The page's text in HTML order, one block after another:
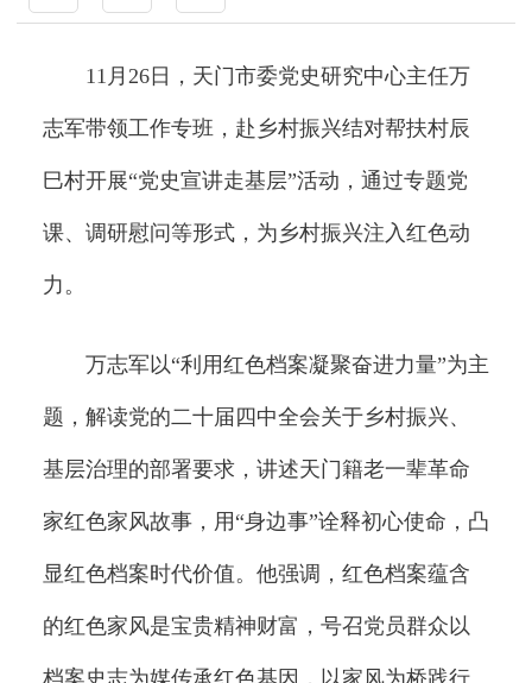
11月26日，天门市委党史研究中心主任万
志军带领工作专班，赴乡村振兴结对帮扶村辰
巳村开展“党史宣讲走基层”活动，通过专题党
课、调研慰问等形式，为乡村振兴注入红色动
力。
万志军以“利用红色档案凝聚奋进力量”为主
题，解读党的二十届四中全会关于乡村振兴、
基层治理的部署要求，讲述天门籍老一辈革命
家红色家风故事，用“身边事”诠释初心使命，凸
显红色档案时代价值。他强调，红色档案蕴含
的红色家风是宝贵精神财富，号召党员群众以
档案史志为媒传承红色基因，以家风为桥践行